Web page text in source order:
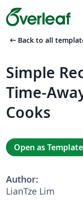
arrow_left_alt Back to all
Simple
Time-
Cooks
Open as Template
Author:
LianTze Lim